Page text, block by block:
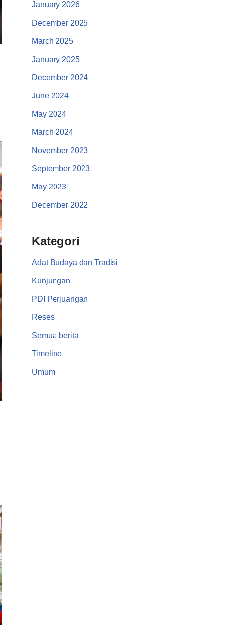
January 2026
December 2025
March 2025
January 2025
December 2024
June 2024
May 2024
March 2024
November 2023
September 2023
May 2023
December 2022
Kategori
Adat Budaya dan Tradisi
Kunjungan
PDI Perjuangan
Reses
Semua berita
Timeline
Umum